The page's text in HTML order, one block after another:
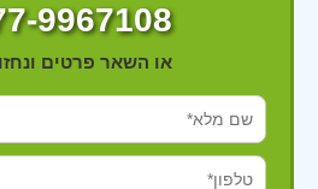
9967108
או השאר פרטים